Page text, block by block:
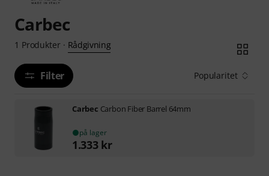
Carbec
1 Produkter· Rådgivning
Filter Popularitet
Carbec Carbon Fiber Barrel 64mm
på lager
1.333 kr